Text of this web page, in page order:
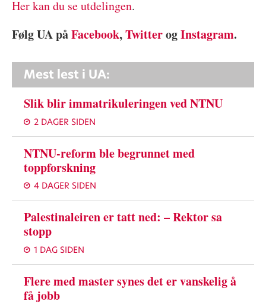
Her kan du se utdelingen.
Følg UA påFacebook,TwitterogInstagram.
Mest lest i UA:
Slik blir immatrikuleringen ved NTNU
2 DAGER SIDEN
NTNU-reform ble begrunnet med
toppforskning
4 DAGER SIDEN
Palestinaleiren er tatt ned: – Rektor sa
stopp
1 DAG SIDEN
Flere med master synes det er vanskelig å
få jobb